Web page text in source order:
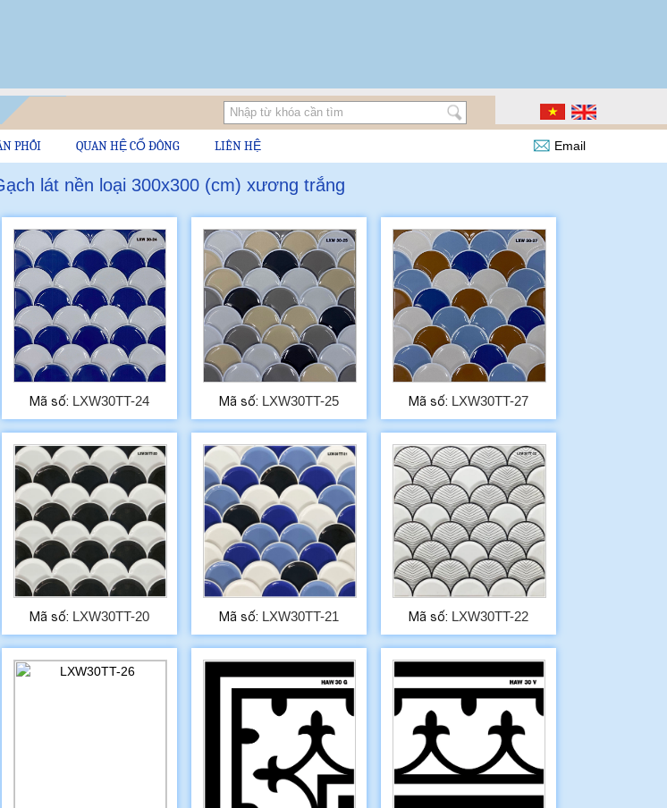
PHỐI QUAN HỆ CỔ ĐÔNG LIÊN HỆ Email
lát nền loại 300x300 (cm) xương trắng
Mã số: LXW30TT-24 Mã số: LXW30TT-25 Mã số: LXW30TT-27
Mã số: LXW30TT-20 Mã số: LXW30TT-21 Mã số: LXW30TT-22